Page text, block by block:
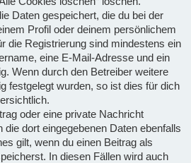
Daten gespeichert, die du bei der
Profil oder deinem persönlichem
die Registrierung sind mindestens ein
eine E-Mail-Adresse und ein
Wenn durch den Betreiber weitere
festgelegt wurden, so ist dies für dich
oder eine private Nachricht
die dort eingegebenen Daten ebenfalls
gilt, wenn du einen Beitrag als
In diesen Fällen wird auch